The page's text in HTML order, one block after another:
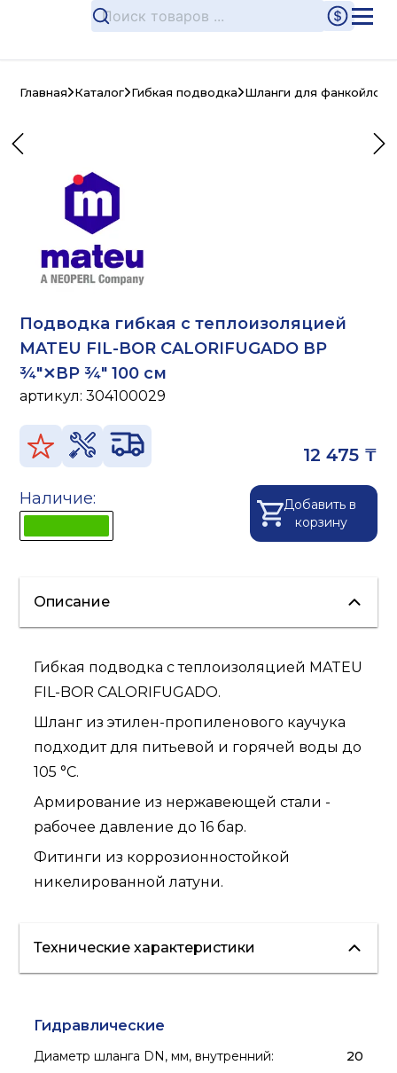
Главная Каталог Гибкая подводка Шланги для фанкойлов
Подводка гибкая с теплоизоляцией
MATEU FIL-BOR CALORIFUGADO ВР
¾"⨯ВР ¾" 100 см
артикул:304100029
12 475 ₸
Наличие:
Добавить в
корзину
Описание
Гибкая подводка с теплоизоляцией MATEU
FIL-BOR CALORIFUGADO.
Шланг из этилен-пропиленового каучука
подходит для питьевой и горячей воды до
105 °С.
Армирование из нержавеющей стали -
рабочее давление до 16 бар.
Фитинги из коррозионностойкой
никелированной латуни.
Технические характеристики
Гидравлические
Диаметр шланга DN, мм, внутренний: 20